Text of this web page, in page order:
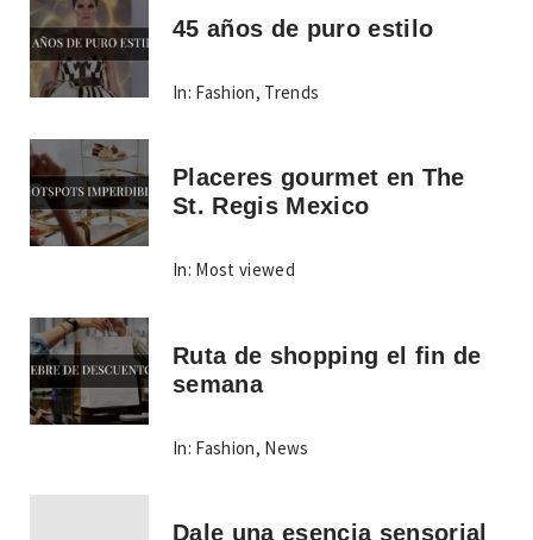
45 años de puro estilo
In: Fashion, Trends
Placeres gourmet en The
St. Regis Mexico
In: Most viewed
Ruta de shopping el fin de
semana
In: Fashion, News
Dale una esencia sensorial